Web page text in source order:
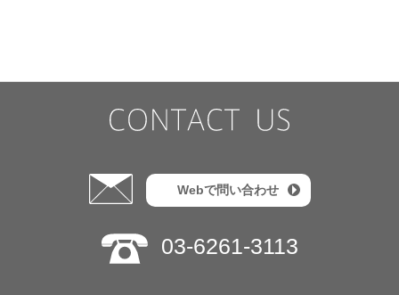
Webで問い合わせ
03-6261-3113